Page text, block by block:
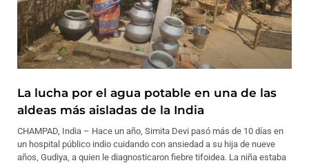
La lucha por el agua potable en una de las
aldeas más aisladas de la India
CHAMPAD, India – Hace un año, Simita Devi pasó más de 10 días en
un hospital público indio cuidando con ansiedad a su hija de nueve
años, Gudiya, a quien le diagnosticaron fiebre tifoidea. La niña estaba